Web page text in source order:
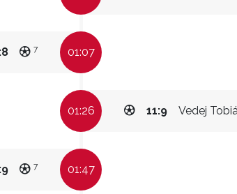
7 01:07
01:26 Vedej
11:9
7 01:47